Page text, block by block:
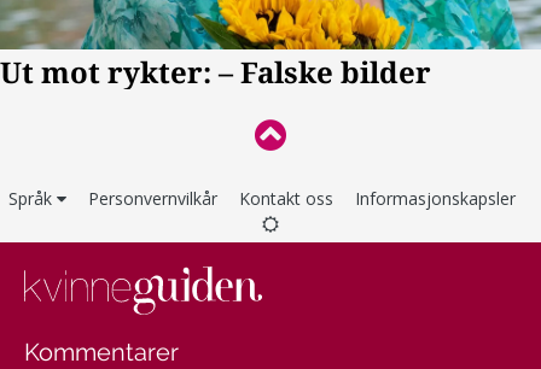
Språk Personvernvilkår Kontakt oss Informasjonskapsler
Kommentarer